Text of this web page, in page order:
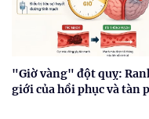
"Giờ vàng" đột quỵ:
giới của hồi phục và tàn